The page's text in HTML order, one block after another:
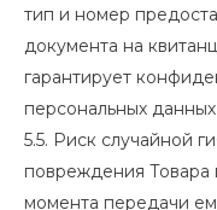
тип и номер
документа на
гарантирует
персональных
5.5. Риск случайной
повреждения Товара
момента передачи